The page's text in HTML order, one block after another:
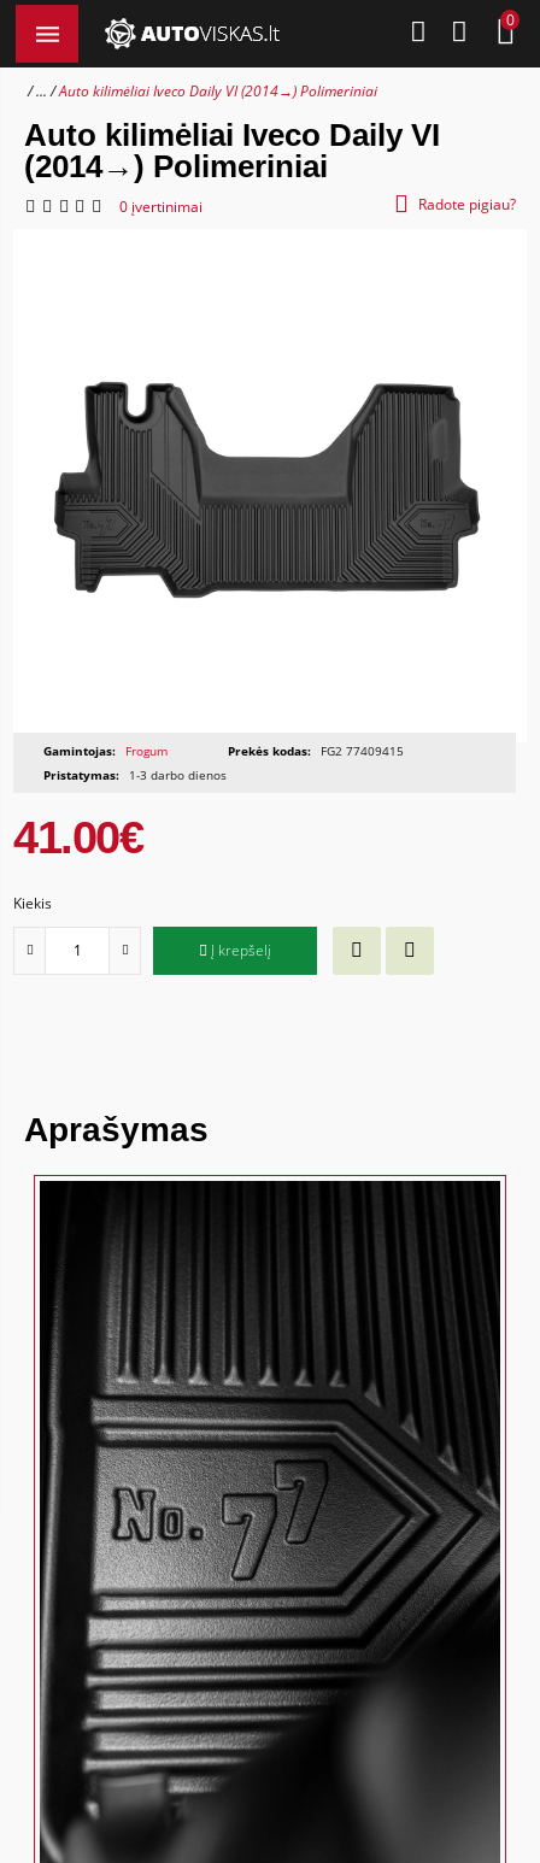
0
... Auto kilimėliai Iveco Daily VI (2014→) Polimeriniai
Auto kilimėliai Iveco Daily VI
(2014→) Polimeriniai
0 įvertinimai Radote pigiau?
Gamintojas: Frogum Prekės kodas:
FG2 77409415
Pristatymas:
1-3 darbo dienos
41.00€
Kiekis
Į krepšelį
Aprašymas